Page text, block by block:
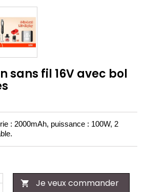
sans fil 16V avec bol
: 2000mAh, puissance : 100W, 2
 Je veux commander